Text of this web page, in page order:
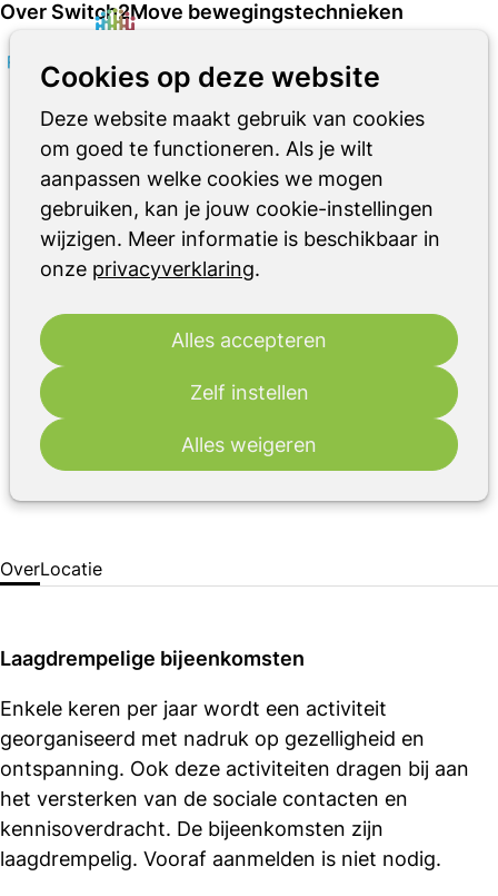
Cookies op deze website
Deze website maakt gebruik van cookies
om goed te functioneren. Als je wilt
aanpassen welke cookies we mogen
gebruiken, kan je jouw cookie-instellingen
wijzigen. Meer informatie is beschikbaar in
onze privacyverklaring.
Alles accepteren
Zelf instellen
Alles weigeren
Over Switch2Move bewegingstechnieken
di
okt
14:00 - 16:00 Parkinson Café Den Bosch
Switch2Move bewegingstechnieken
Parkinson Café Den Bosch is een
parkinson(isme), hun partners,
mantelzorgers en belangstellenden. Tijdens
maandelijkse bijeenkomsten wordt
informatie verstrekt en kennis en
ervaringen gedeeld over de ziekte
Parkinson en parkinsonismen.
OverLocatie
Laagdrempelige bijeenkomsten
Enkele keren per jaar wordt een activiteit
georganiseerd met nadruk op gezelligheid en
ontspanning. Ook deze activiteiten dragen bij aan
het versterken van de sociale contacten en
kennisoverdracht. De bijeenkomsten zijn
laagdrempelig. Vooraf aanmelden is niet nodig.